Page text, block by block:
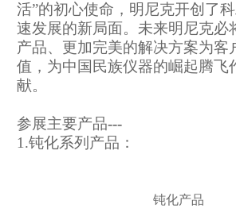
活”的初心使命，明尼克开创了
速发展的新局面。未来明尼克必
产品、更加完美的解决方案为客
值，为中国民族仪器的崛起腾飞
献。
参展主要产品---
1.钝化系列产品：
钝化产品